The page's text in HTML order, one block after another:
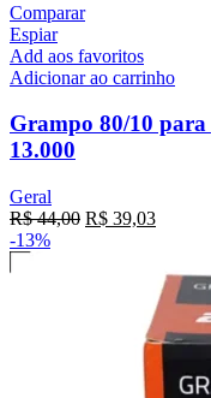
Comparar
Espiar
Add aos favoritos
Adicionar ao carrinho
Grampo 80/10
13.000
Geral
R$44,00 R$ 39,03
-13%